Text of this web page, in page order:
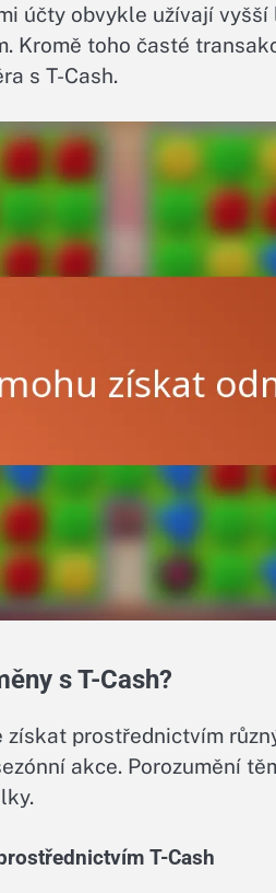
účty obvykle užívají
Kromě toho časté
s T-Cash.
s T-Cash?
získat prostřednictvím
akce. Porozumění
T-Cash